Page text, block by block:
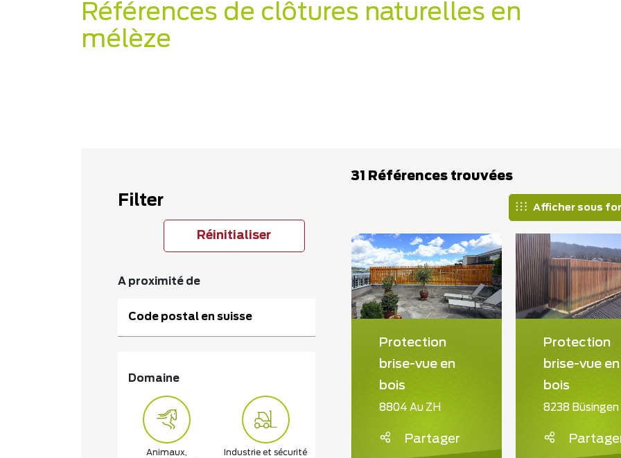
Références de clôtures naturelles en
mélèze
Filter
Réinitialiser
A proximité de
Code postal en suisse
Domaine
Animaux,
Industrie et sécurité
31 Références trouvées
Afficher sous
Protection
brise-vue en
bois
8804 Au ZH
Partager
Protection
brise-vue en
bois
8238 Büsingen